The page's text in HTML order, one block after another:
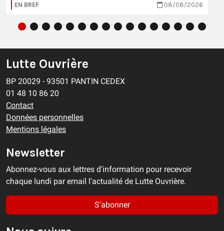
EN BREF 08/08/2026
Lutte Ouvrière
BP 20029 - 93501 PANTIN CEDEX
01 48 10 86 20
Contact
Données personnelles
Mentions légales
Newsletter
Abonnez-vous aux lettres d'information pour recevoir
chaque lundi par email l'actualité de Lutte Ouvrière.
S'abonner